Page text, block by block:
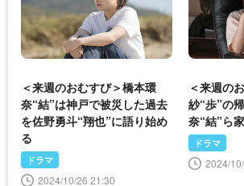
＜来週のおむすび＞橋本環
奈“結”は神戸で被災した過去
を佐野勇斗“翔也”に語り始め
る
ドラマ
2024/10/26 21:30
＜来週の
紗“歩”の
奈“結”ら
ドラマ
2024/